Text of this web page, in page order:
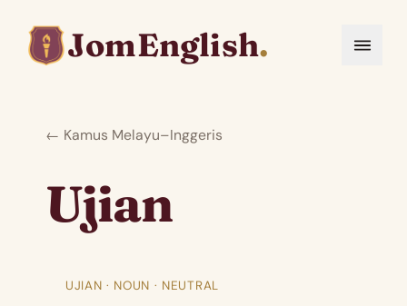
JomEnglish.
← Kamus Melayu–Inggeris
Ujian
UJIAN · NOUN · NEUTRAL